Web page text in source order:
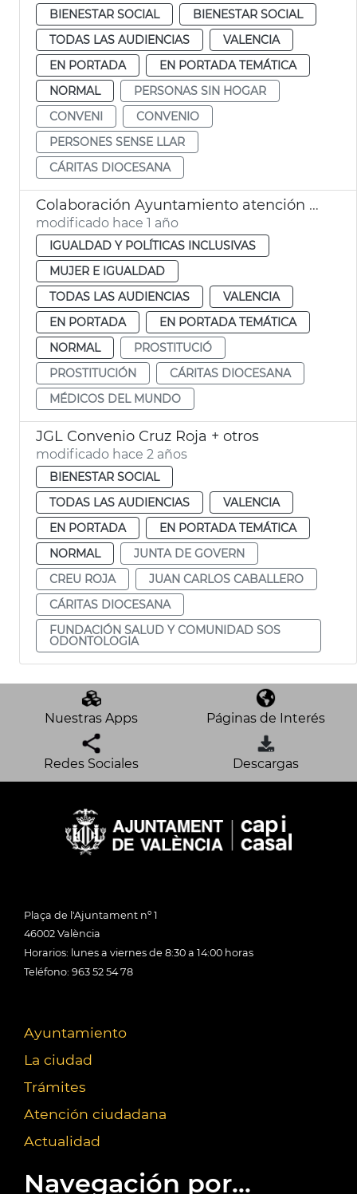
BIENESTAR SOCIAL
BIENESTAR SOCIAL
TODAS LAS AUDIENCIAS
VALENCIA
EN PORTADA
EN PORTADA TEMÁTICA
NORMAL
PERSONAS SIN HOGAR
CONVENI
CONVENIO
PERSONES SENSE LLAR
CÁRITAS DIOCESANA
Colaboración Ayuntamiento atención víctimas de explotación sexual
modificado hace 1 año
IGUALDAD Y POLÍTICAS INCLUSIVAS
MUJER E IGUALDAD
TODAS LAS AUDIENCIAS
VALENCIA
EN PORTADA
EN PORTADA TEMÁTICA
NORMAL
PROSTITUCIÓ
PROSTITUCIÓN
CÁRITAS DIOCESANA
MÉDICOS DEL MUNDO
JGL Convenio Cruz Roja + otros
modificado hace 2 años
BIENESTAR SOCIAL
TODAS LAS AUDIENCIAS
VALENCIA
EN PORTADA
EN PORTADA TEMÁTICA
NORMAL
JUNTA DE GOVERN
CREU ROJA
JUAN CARLOS CABALLERO
CÁRITAS DIOCESANA
FUNDACIÓN SALUD Y COMUNIDAD SOS
ODONTOLOGIA
Nuestras Apps Páginas de Interés
Redes Sociales Descargas
Plaça de l'Ajuntament nº 1
46002 València
Horarios: lunes a viernes de 8:30 a 14:00 horas
Teléfono: 963 52 54 78
Ayuntamiento
La ciudad
Trámites
Atención ciudadana
Actualidad
Navegación por...